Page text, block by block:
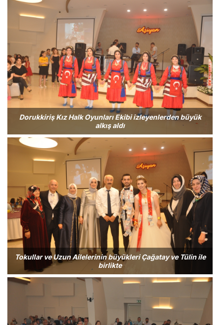
Dorukkiriş Kız Halk Oyunları Ekibi izleyenlerden büyük
alkış aldı
Tokullar ve Uzun Ailelerinin büyükleri Çağatay ve Tülin ile
birlikte